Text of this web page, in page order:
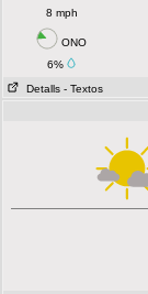
8 mph
ONO
6%
Detalls - Textos